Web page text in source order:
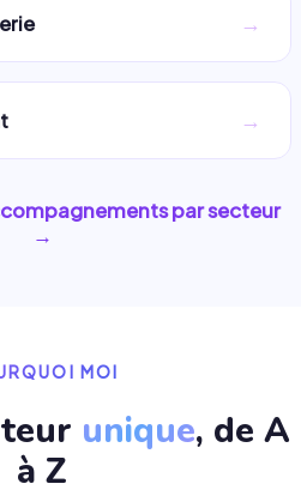
→
→
par secteur
→
MOI
unique, de A
à Z